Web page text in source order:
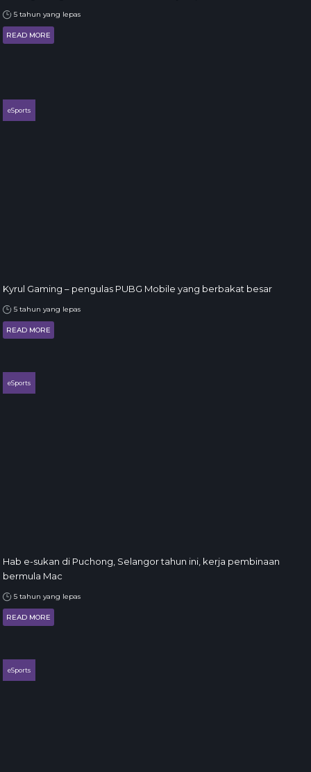
5 tahun yang lepas
READ MORE
eSports
Kyrul Gaming – pengulas PUBG Mobile yang berbakat besar
5 tahun yang lepas
READ MORE
eSports
Hab e-sukan di Puchong, Selangor tahun ini, kerja pembinaan
bermula Mac
5 tahun yang lepas
READ MORE
eSports